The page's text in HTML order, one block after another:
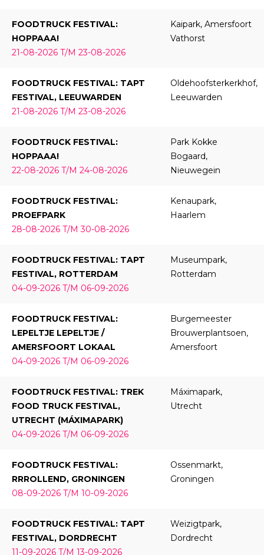
FOODTRUCK FESTIVAL:
HOPPAAA!
21-08-2026 T/M 23-08-2026
Kaipark, Amersfoort
Vathorst
FOODTRUCK FESTIVAL: TAPT
FESTIVAL, LEEUWARDEN
21-08-2026 T/M 23-08-2026
Oldehoofsterkerkhof,
Leeuwarden
FOODTRUCK FESTIVAL:
HOPPAAA!
22-08-2026 T/M 24-08-2026
Park Kokke
Bogaard,
Nieuwegein
FOODTRUCK FESTIVAL:
PROEFPARK
28-08-2026 T/M 30-08-2026
Kenaupark,
Haarlem
FOODTRUCK FESTIVAL: TAPT
FESTIVAL, ROTTERDAM
04-09-2026 T/M 06-09-2026
Museumpark,
Rotterdam
FOODTRUCK FESTIVAL:
LEPELTJE LEPELTJE /
AMERSFOORT LOKAAL
04-09-2026 T/M 06-09-2026
Burgemeester
Brouwerplantsoen,
Amersfoort
FOODTRUCK FESTIVAL: TREK
FOOD TRUCK FESTIVAL,
UTRECHT (MÁXIMAPARK)
04-09-2026 T/M 06-09-2026
Máximapark,
Utrecht
FOODTRUCK FESTIVAL:
RRROLLEND, GRONINGEN
08-09-2026 T/M 10-09-2026
Ossenmarkt,
Groningen
FOODTRUCK FESTIVAL: TAPT
FESTIVAL, DORDRECHT
11-09-2026 T/M 13-09-2026
Weizigtpark,
Dordrecht